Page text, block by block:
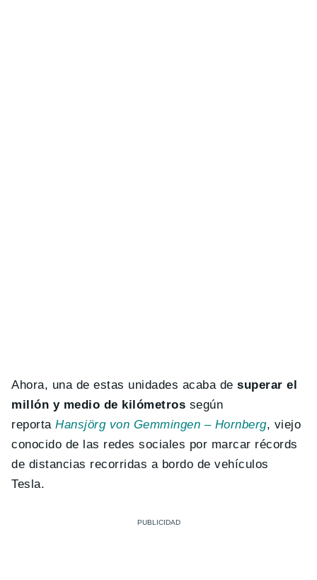
Ahora, una de estas unidades acaba desuperar el
millón y medio de kilómetros según
reportaHansjörg von Gemmingen – Hornberg, viejo
conocido de las redes sociales por marcar récords
de distancias recorridas a bordo de vehículos
Tesla.